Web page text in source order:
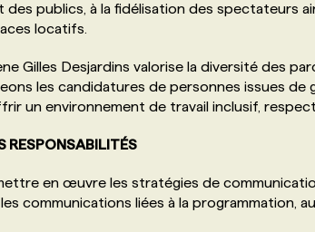
publics, à la fidélisation des spectateurs
locatifs.
Gilles Desjardins valorise la diversité des
les candidatures de personnes issues
un environnement de travail inclusif,
RESPONSABILITÉS
en œuvre les stratégies de
communications liées à la programmation,